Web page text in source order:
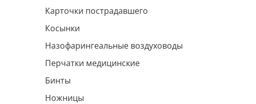
Карточки пострадавшего
Косынки
Назофарингеальные воздуховоды
Перчатки медицинские
Бинты
Ножницы